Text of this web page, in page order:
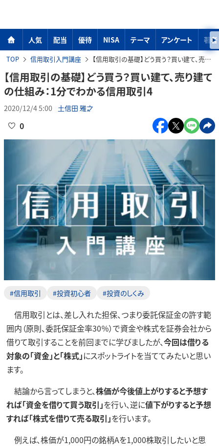
人気 配当 優待 NISA テーマ アンケート 著者
TOP 信用取引入門講座 【信用取引の基礎】どう買う？買い建て、売り建ての仕組み：1分でわかる信用取引4
【信用取引の基礎】どう買う？買い建て、売り建て
の仕組み：1分でわかる信用取引4
2020/12/4 5:00 土信田 雅之
0
#信用取引 #投資初心者 #投資のしくみ
信用取引とは、差し入れた担保、つまり委託保証金の許す範
囲内（原則、委託保証金率30％）で資金や株式を証券会社から
借りて取引することを前回までに学びましたが、今回は借りる
対象の「資金」と「株式」にスポットライトを当ててみたいと思い
ます。
結論から言ってしまうと、株価が今後値上がりすると予想す
れば「資金を借りて買う取引」を行い、逆に値下がりすると予想
すれば「株式を借りて売る取引」を行います。
例えば、株価が1,000円の銘柄Aを1,000株取引したいと思